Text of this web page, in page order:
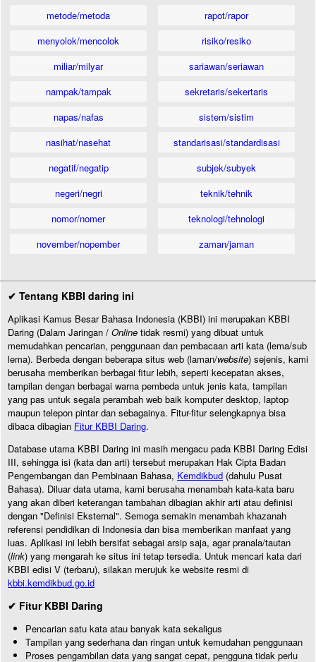
metode/metoda
menyolok/mencolok
miliar/milyar
nampak/tampak
napas/nafas
nasihat/nasehat
negatif/negatip
negeri/negri
nomor/nomer
november/nopember
rapot/rapor
risiko/resiko
sariawan/seriawan
sekretaris/sekertaris
sistem/sistim
standarisasi/standardisasi
subjek/subyek
teknik/tehnik
teknologi/tehnologi
zaman/jaman
✔ Tentang KBBI daring ini
Aplikasi Kamus Besar Bahasa Indonesia (KBBI) ini merupakan KBBI
Daring (Dalam Jaringan / Online tidak resmi) yang dibuat untuk
memudahkan pencarian, penggunaan dan pembacaan arti kata (lema/sub
lema). Berbeda dengan beberapa situs web (laman/website) sejenis, kami
berusaha memberikan berbagai fitur lebih, seperti kecepatan akses,
tampilan dengan berbagai warna pembeda untuk jenis kata, tampilan
yang pas untuk segala perambah web baik komputer desktop, laptop
maupun telepon pintar dan sebagainya. Fitur-fitur selengkapnya bisa
dibaca dibagian Fitur KBBI Daring.
Database utama KBBI Daring ini masih mengacu pada KBBI Daring Edisi
III, sehingga isi (kata dan arti) tersebut merupakan Hak Cipta Badan
Pengembangan dan Pembinaan Bahasa, Kemdikbud (dahulu Pusat
Bahasa). Diluar data utama, kami berusaha menambah kata-kata baru
yang akan diberi keterangan tambahan dibagian akhir arti atau definisi
dengan "Definisi Eksternal". Semoga semakin menambah khazanah
referensi pendidikan di Indonesia dan bisa memberikan manfaat yang
luas. Aplikasi ini lebih bersifat sebagai arsip saja, agar pranala/tautan
(link) yang mengarah ke situs ini tetap tersedia. Untuk mencari kata dari
KBBI edisi V (terbaru), silakan merujuk ke website resmi di
kbbi.kemdikbud.go.id
✔ Fitur KBBI Daring
Pencarian satu kata atau banyak kata sekaligus
Tampilan yang sederhana dan ringan untuk kemudahan penggunaan
Proses pengambilan data yang sangat cepat, pengguna tidak perlu